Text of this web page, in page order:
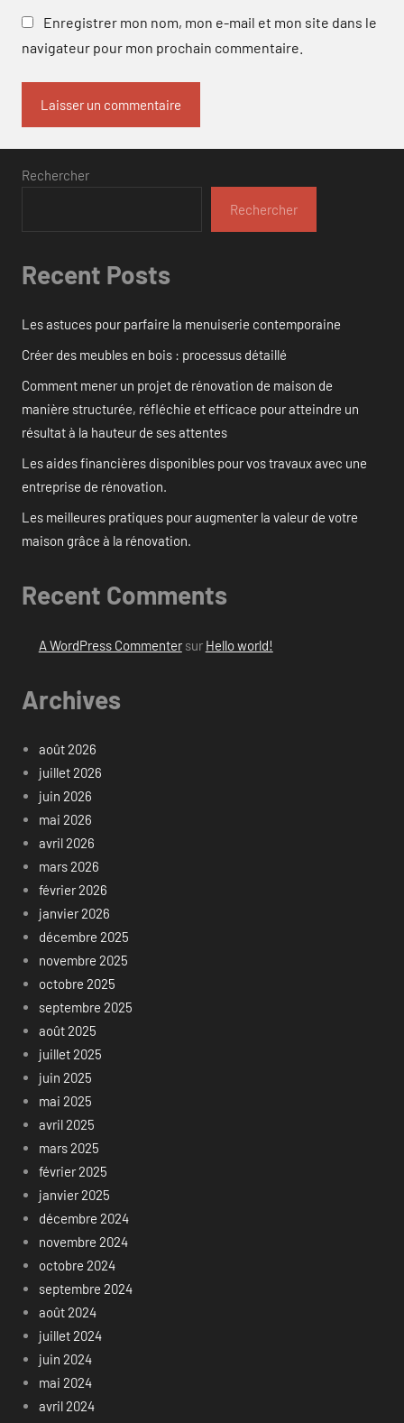
Enregistrer mon nom, mon e-mail et mon site dans le
navigateur pour mon prochain commentaire.
Rechercher
Rechercher
Recent Posts
Les astuces pour parfaire la menuiserie contemporaine
Créer des meubles en bois : processus détaillé
Comment mener un projet de rénovation de maison de
manière structurée, réfléchie et efficace pour atteindre un
résultat à la hauteur de ses attentes
Les aides financières disponibles pour vos travaux avec une
entreprise de rénovation.
Les meilleures pratiques pour augmenter la valeur de votre
maison grâce à la rénovation.
Recent Comments
A WordPress Commentersur Hello world!
Archives
août 2026
juillet 2026
juin 2026
mai 2026
avril 2026
mars 2026
février 2026
janvier 2026
décembre 2025
novembre 2025
octobre 2025
septembre 2025
août 2025
juillet 2025
juin 2025
mai 2025
avril 2025
mars 2025
février 2025
janvier 2025
décembre 2024
novembre 2024
octobre 2024
septembre 2024
août 2024
juillet 2024
juin 2024
mai 2024
avril 2024